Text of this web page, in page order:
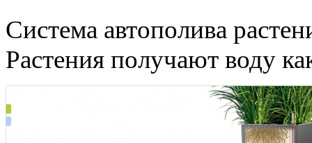
Система автополива
Растения получают воду